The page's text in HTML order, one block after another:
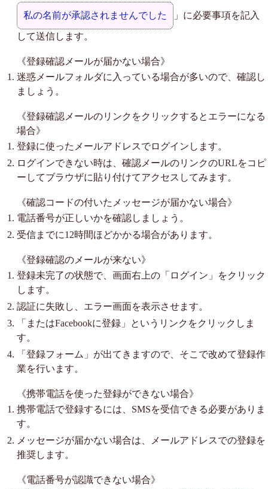
私の名前が承認されませんでした 」に必要事項を記入
して送信します。
《登録確認メールが届かない場合》
迷惑メールフォルダに入っている場合が多いので、確認し
ましょう。
《登録確認メールのリンクをクリックするとエラーになる
場合》
登録に使ったメールアドレスでログインします。
ログインできない時は、確認メールのリンクのURLをコピ
ーしてブラウザに貼り付けてアクセスしてみます。
《確認コードの付いたメッセージが届かない場合》
電話番号が正しいかを確認しましょう。
受信までに12時間ほどかかる場合があります。
《登録確認のメールが来ない》
登録未完了の状態で、画面右上の「ログイン」をクリック
します。
認証に失敗し、エラー画面を表示させます。
「またはFacebookに登録」というリンクをクリックしま
す。
「登録フォーム」が出てきますので、そこで改めて登録作
業を行います。
《携帯電話を使った登録ができない場合》
携帯電話で登録するには、SMSを受信できる必要がありま
す。
メッセージが届かない場合は、メールアドレスでの登録を
推奨します。
《電話番号が認識できない場合》